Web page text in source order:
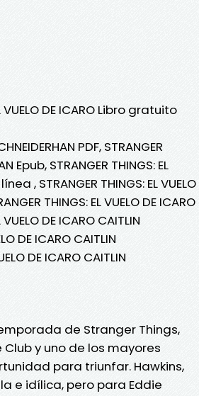
DE ICARO Libro gratuito
PDF, STRANGER
Epub, STRANGER THINGS: EL
, STRANGER THINGS: EL VUELO
THINGS: EL VUELO DE ICARO
DE ICARO CAITLIN
DE ICARO CAITLIN
DE ICARO CAITLIN
de Stranger Things,
y uno de los mayores
para triunfar. Hawkins,
e idílica, pero para Eddie